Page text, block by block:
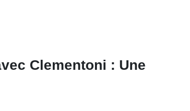
Clementoni : Une